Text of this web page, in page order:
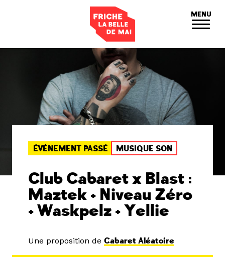
MENU
ÉVÉNEMENT PASSÉ MUSIQUE SON
Club Cabaret x Blast :
Maztek + Niveau Zéro
+ Waskpelz + Yellie
Une proposition de Cabaret Aléatoire
Panneau de gestion des cookies